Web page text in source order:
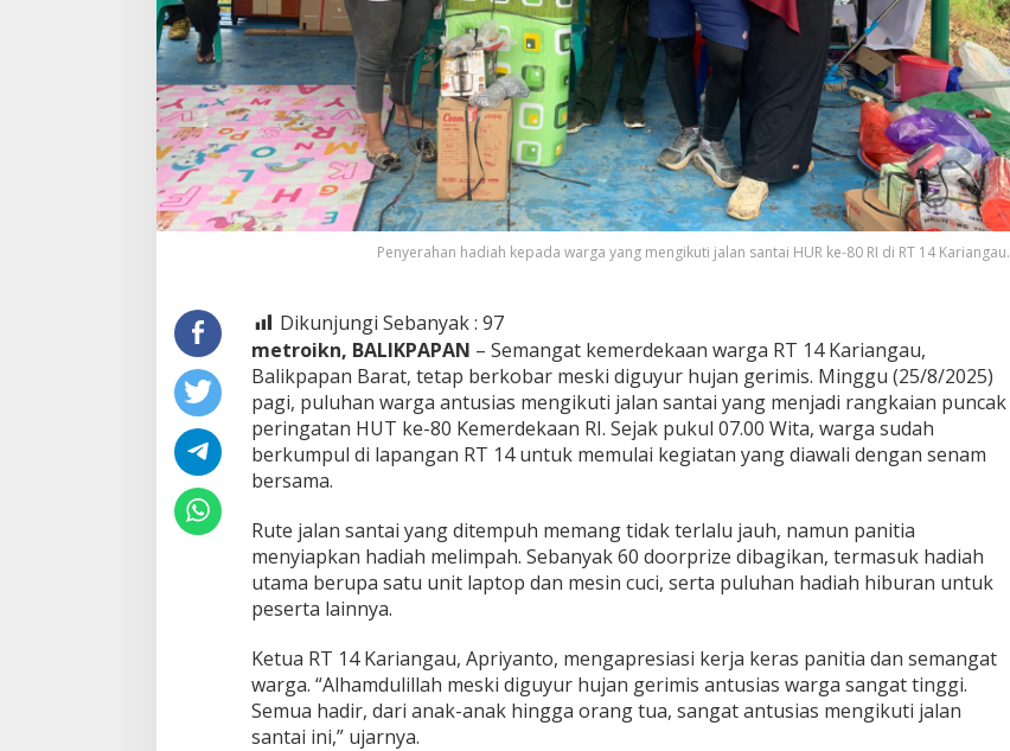
Penyerahan hadiah kepada warga yang mengikuti jalan santai HUR ke-80 RI di RT 14 Kariangau.
Dikunjungi Sebanyak : 97
metroikn, BALIKPAPAN – Semangat kemerdekaan warga RT 14 Kariangau,
Balikpapan Barat, tetap berkobar meski diguyur hujan gerimis. Minggu (25/8/2025)
pagi, puluhan warga antusias mengikuti jalan santai yang menjadi rangkaian puncak
peringatan HUT ke-80 Kemerdekaan RI. Sejak pukul 07.00 Wita, warga sudah
berkumpul di lapangan RT 14 untuk memulai kegiatan yang diawali dengan senam
bersama.
Rute jalan santai yang ditempuh memang tidak terlalu jauh, namun panitia
menyiapkan hadiah melimpah. Sebanyak 60 doorprize dibagikan, termasuk hadiah
utama berupa satu unit laptop dan mesin cuci, serta puluhan hadiah hiburan untuk
peserta lainnya.
Ketua RT 14 Kariangau, Apriyanto, mengapresiasi kerja keras panitia dan semangat
warga. “Alhamdulillah meski diguyur hujan gerimis antusias warga sangat tinggi.
Semua hadir, dari anak-anak hingga orang tua, sangat antusias mengikuti jalan
santai ini,” ujarnya.